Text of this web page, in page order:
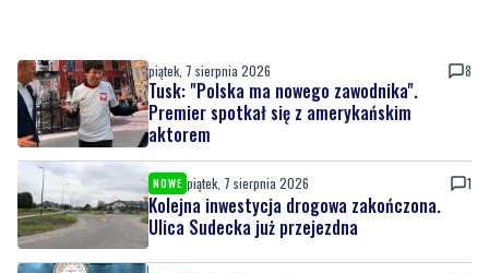
piątek, 7 sierpnia 2026 8
Tusk: "Polska ma nowego zawodnika".
Premier spotkał się z amerykańskim
aktorem
NOWE piątek, 7 sierpnia 2026 1
Kolejna inwestycja drogowa zakończona.
Ulica Sudecka już przejezdna